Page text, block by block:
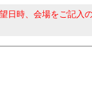
日時、会場をご記入